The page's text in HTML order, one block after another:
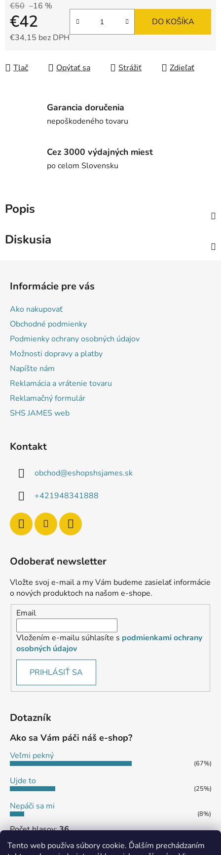
Tento web používa súbory cookie. Ďalším prechádzaním
€50 –16 %
€42
€34,15 bez DPH
DO KOŠÍKA
Tlač Opýtať sa Strážiť Zdieľať
Garancia doručenia
nepoškodeného tovaru
Cez 3000 výdajných miest
po celom Slovensku
Popis
Diskusia
Informácie pre vás
Ako nakupovať
Obchodné podmienky
Podmienky ochrany osobných údajov
Možnosti dopravy a platby
Napíšte nám
Reklamácia a vrátenie tovaru
Reklamačný formulár
SHS JAMES web
Kontakt
obchod@eshopshsjames.sk
+421948341888
Odoberať newsletter
Vložte svoj e-mail a my Vám budeme zasielať informácie
o nových produktoch na našom e-shope.
Email
Vložením e-mailu súhlasíte s podmienkami ochrany
osobných údajov
PRIHLÁSIŤ SA
Dotazník
Ako sa Vám páči náš e-shop?
Veľmi pekný
(67%)
Ujde to
(25%)
Nepáči sa mi
(8%)
Počet hlasov:36